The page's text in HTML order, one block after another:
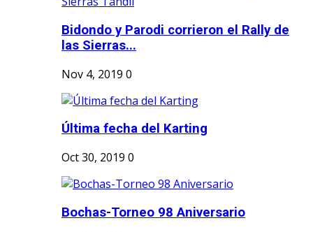
Bidondo y Parodi corrieron el Rally de
las Sierras...
Nov 4, 2019 0
Última fecha del Karting
Oct 30, 2019 0
Bochas-Torneo 98 Aniversario